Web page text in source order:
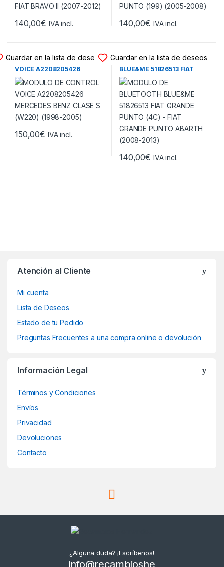
140,00€ IVA incl. 140,00€ IVA incl.
Guardar en la lista de deseos
MODULO DE CONTROL
VOICE A2208205426
MERCEDES BENZ CLASE S
(W220) (1998-2005)
150,00€ IVA incl.
Guardar en la lista de deseos
MODULO DE BLUETOOTH
BLUE&ME 51826513 FIAT
GRANDE PUNTO (4C) – FIAT
GRANDE PUNTO ABARTH
(2008-2013)
140,00€ IVA incl.
Atención al Cliente
Mi cuenta
Lista de Deseos
Estado de tu Pedido
Preguntas Frecuentes a una compra online o devolución
Información Legal
Términos y Condiciones
Envíos
Privacidad
Devoluciones
Contacto
¿Alguna duda? ¡Escríbenos!
info@recambioshe